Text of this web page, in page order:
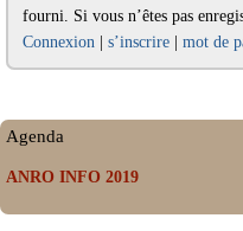
fourni. Si vous n’êtes pas
Connexion | s’inscrire | mot de
Agenda
ANRO INFO 2019